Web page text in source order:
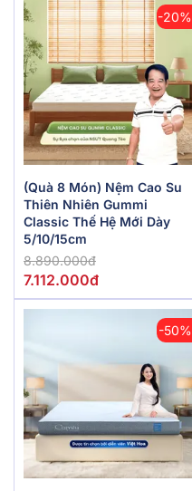
-20%
(Quà 8 Món) Nệm Cao Su
Thiên Nhiên Gummi
Classic Thế Hệ Mới Dày
5/10/15cm
8.890.000đ
7.112.000đ
-50%